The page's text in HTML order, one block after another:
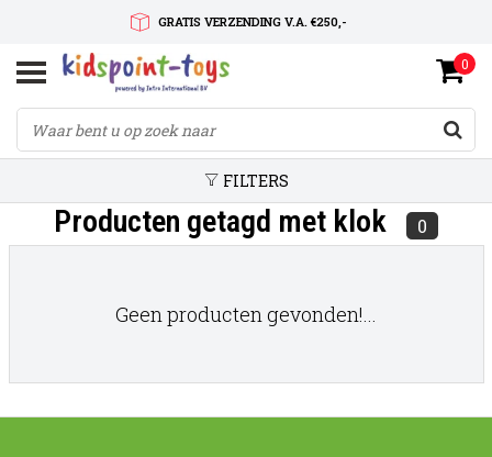
GRATIS VERZENDING V.A. €250,-
SNELLE LEVERTIJD
SERVICE OP MAAT
0
FILTERS
Producten getagd met klok 0
Geen producten gevonden!...